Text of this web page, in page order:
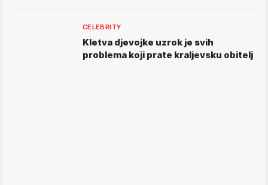
CELEBRITY
Kletva djevojke uzrok je svih
problema koji prate kraljevsku obitelj